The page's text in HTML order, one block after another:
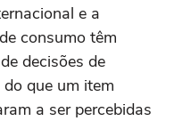
e a
consumo têm
decisões de
que um item
a ser percebidas